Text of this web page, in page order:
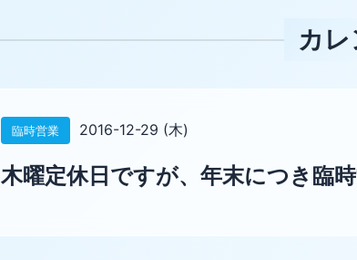
カレ
臨時営業 2016-12-29 (木)
木曜定休日ですが、年末につき臨